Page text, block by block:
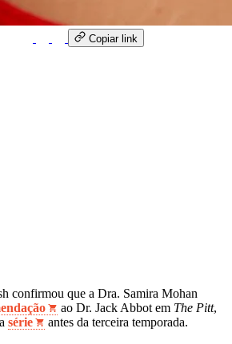
Copiar link
confirmou que a Dra. Samira Mohan
ao Dr. Jack Abbot em The Pitt,
série antes da terceira temporada.